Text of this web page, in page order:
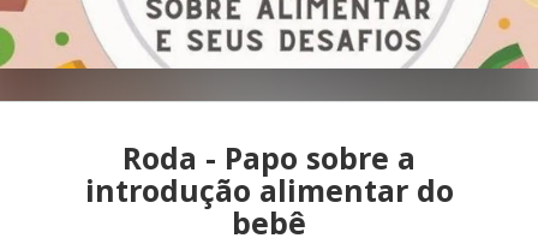
Roda - Papo sobre a
introdução alimentar do
bebê